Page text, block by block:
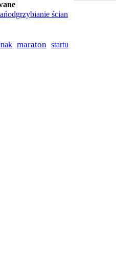
odgrzybianie ścian
maraton startu